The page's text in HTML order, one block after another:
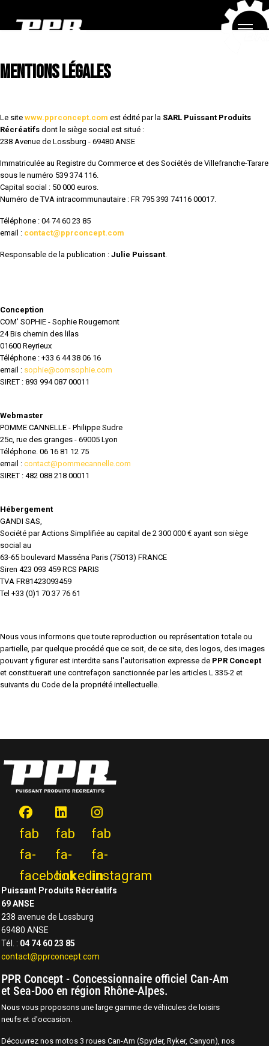
Mentions légales
Le site www.pprconcept.com est édité par la SARL Puissant Produits
Récréatifs dont le siège social est situé :
238 Avenue de Lossburg - 69480 ANSE
Immatriculée au Registre du Commerce et des Sociétés de Villefranche-Tarare
sous le numéro 539 374 116.
Capital social : 50 000 euros.
Numéro de TVA intracommunautaire : FR 795 393 74116 00017.
Téléphone : 04 74 60 23 85
email : contact@pprconcept.com
Responsable de la publication : Julie Puissant.
Conception
COM' SOPHIE - Sophie Rougemont
24 Bis chemin des lilas
01600 Reyrieux
Téléphone : +33 6 44 38 06 16
email : sophie@comsophie.com
SIRET : 893 994 087 00011
Webmaster
POMME CANNELLE - Philippe Sudre
25c, rue des granges - 69005 Lyon
Téléphone. 06 16 81 12 75
email : contact@pommecannelle.com
SIRET : 482 088 218 00011
Hébergement
GANDI SAS,
Société par Actions Simplifiée au capital de 2 300 000 € ayant son siège
social au
63-65 boulevard Masséna Paris (75013) FRANCE
Siren 423 093 459 RCS PARIS
TVA FR81423093459
Tel +33 (0)1 70 37 76 61
Nous vous informons que toute reproduction ou représentation totale ou
partielle, par quelque procédé que ce soit, de ce site, des logos, des images
pouvant y figurer est interdite sans l'autorisation expresse de PPR Concept
et constituerait une contrefaçon sanctionnée par les articles L 335-2 et
suivants du Code de la propriété intellectuelle.
fab
fa-
facebook
fab
fa-
linkedin
fab
fa-
instagram
Puissant Produits Récréatifs
69 ANSE
238 avenue de Lossburg
69480 ANSE
Tél. : 04 74 60 23 85
contact@pprconcept.com
PPR Concept - Concessionnaire officiel Can-Am
et Sea-Doo en région Rhône-Alpes.
Nous vous proposons une large gamme de véhicules de loisirs
neufs et d'occasion.
Découvrez nos motos 3 roues Can-Am (Spyder, Ryker, Canyon), nos